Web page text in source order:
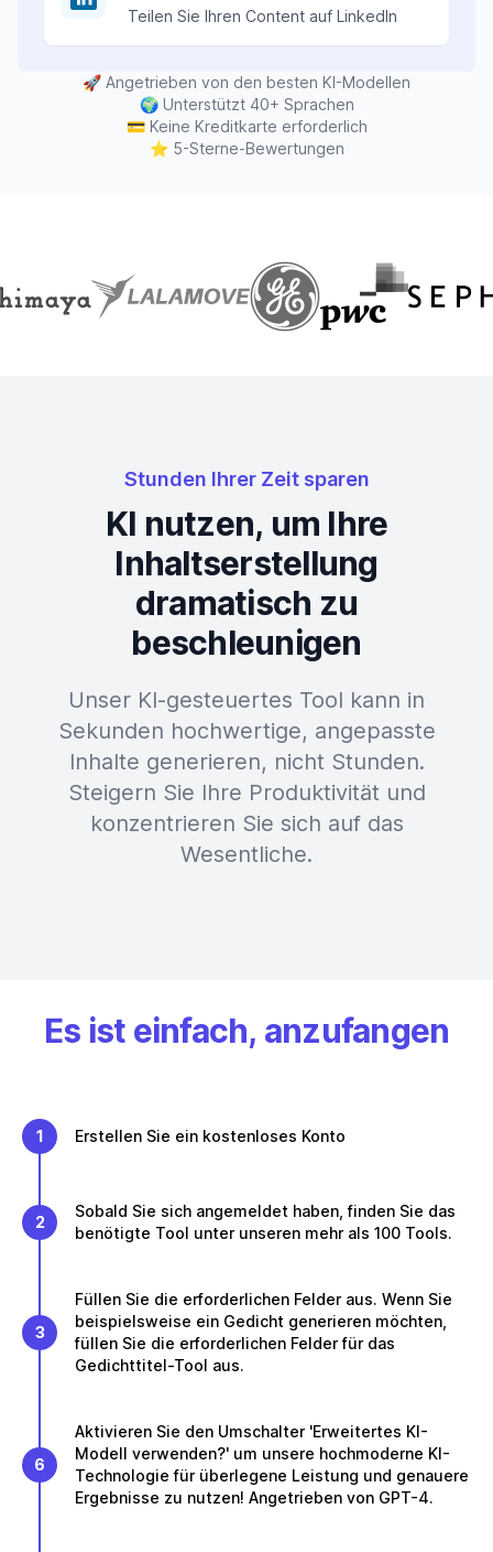
Teilen Sie Ihren Content auf LinkedIn
🚀 Angetrieben von den besten KI-Modellen
🌍 Unterstützt 40+ Sprachen
💳 Keine Kreditkarte erforderlich
⭐ 5-Sterne-Bewertungen
Stunden Ihrer Zeit sparen
KI nutzen, um Ihre
Inhaltserstellung
dramatisch zu
beschleunigen
Unser KI-gesteuertes Tool kann in
Sekunden hochwertige, angepasste
Inhalte generieren, nicht Stunden.
Steigern Sie Ihre Produktivität und
konzentrieren Sie sich auf das
Wesentliche.
Es ist einfach, anzufangen
1 Erstellen Sie ein kostenloses Konto
2
Sobald Sie sich angemeldet haben, finden Sie das
benötigte Tool unter unseren mehr als 100 Tools.
3
Füllen Sie die erforderlichen Felder aus. Wenn Sie
beispielsweise ein Gedicht generieren möchten,
füllen Sie die erforderlichen Felder für das
Gedichttitel-Tool aus.
6
Aktivieren Sie den Umschalter 'Erweitertes KI-
Modell verwenden?' um unsere hochmoderne KI-
Technologie für überlegene Leistung und genauere
Ergebnisse zu nutzen! Angetrieben von GPT-4.